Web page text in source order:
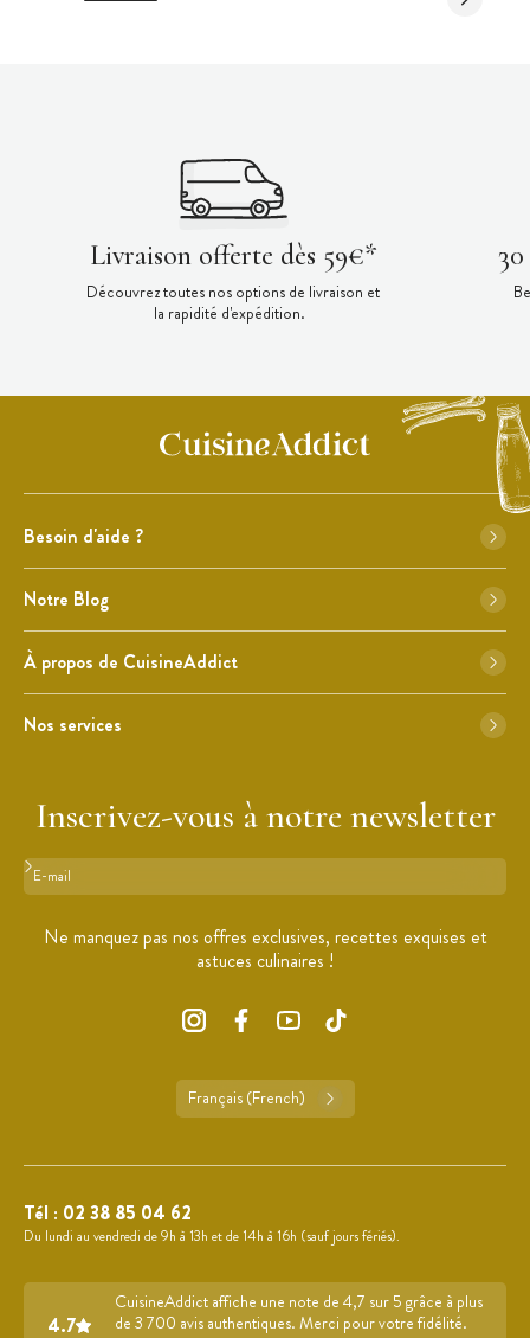
Livraison offerte dès 59€*
Découvrez toutes nos options de livraison et
la rapidité d'expédition.
Besoin d'aide ?
Notre Blog
À propos de CuisineAddict
Nos services
Inscrivez-vous à notre newsletter
Format : adresse@email.com
Ne manquez pas nos offres exclusives, recettes exquises et
astuces culinaires !
Français (French)
Tél : 02 38 85 04 62
Du lundi au vendredi de 9h à 13h et de 14h à 16h (sauf jours fériés).
4.7
CuisineAddict affiche une note de 4,7 sur 5 grâce à plus
de 3 700 avis authentiques. Merci pour votre fidélité.